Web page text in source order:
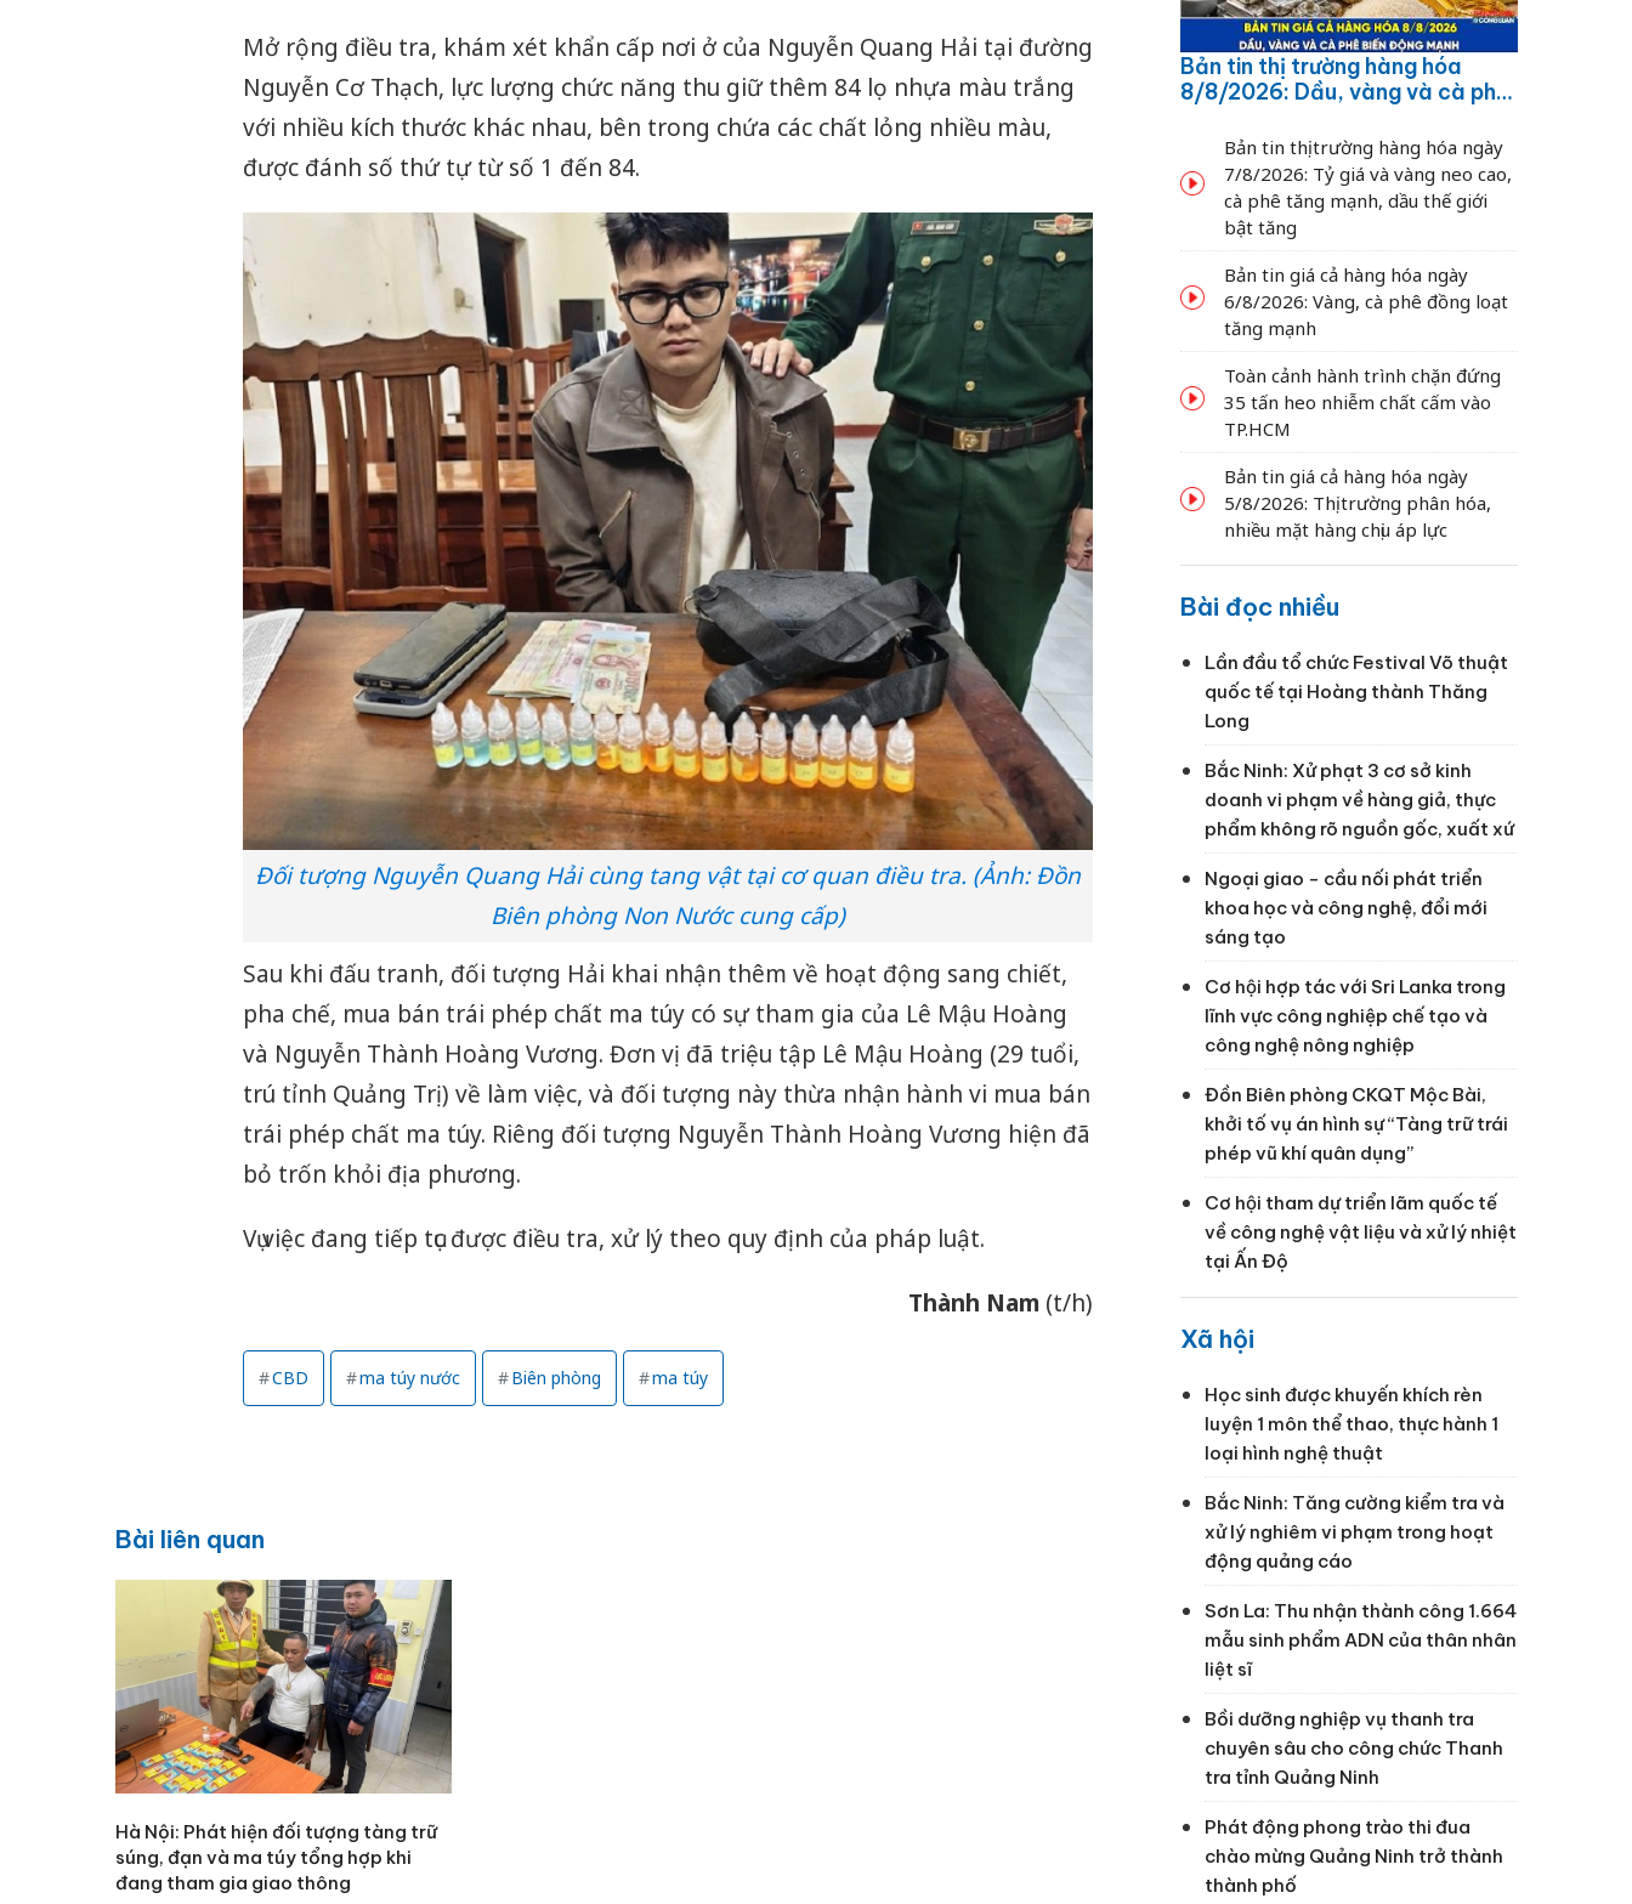
Mở rộng điều tra, khám xét khẩn cấp nơi ở của Nguyễn Quang Hải tại đường
Nguyễn Cơ Thạch, lực lượng chức năng thu giữ thêm 84 lọ nhựa màu trắng
với nhiều kích thước khác nhau, bên trong chứa các chất lỏng nhiều màu,
được đánh số thứ tự từ số 1 đến 84.
Đối tượng Nguyễn Quang Hải cùng tang vật tại cơ quan điều tra. (Ảnh: Đồn
Biên phòng Non Nước cung cấp)
Sau khi đấu tranh, đối tượng Hải khai nhận thêm về hoạt động sang chiết,
pha chế, mua bán trái phép chất ma túy có sự tham gia của Lê Mậu Hoàng
và Nguyễn Thành Hoàng Vương. Đơn vị đã triệu tập Lê Mậu Hoàng (29 tuổi,
trú tỉnh Quảng Trị) về làm việc, và đối tượng này thừa nhận hành vi mua bán
trái phép chất ma túy. Riêng đối tượng Nguyễn Thành Hoàng Vương hiện đã
bỏ trốn khỏi địa phương.
Vụ việc đang tiếp tục được điều tra, xử lý theo quy định của pháp luật.
Thành Nam (t/h)
CBD ma túy nước Biên phòng ma túy
Bài liên quan
Hà Nội: Phát hiện đối tượng tàng trữ
súng, đạn và ma túy tổng hợp khi
đang tham gia giao thông
Bản tin thị trường hàng hóa
8/8/2026: Dầu, vàng và cà phê
Bản tin thị trường hàng hóa ngày
7/8/2026: Tỷ giá và vàng neo cao,
cà phê tăng mạnh, dầu thế giới
bật tăng
Bản tin giá cả hàng hóa ngày
6/8/2026: Vàng, cà phê đồng loạt
tăng mạnh
Toàn cảnh hành trình chặn đứng
35 tấn heo nhiễm chất cấm vào
TP.HCM
Bản tin giá cả hàng hóa ngày
5/8/2026: Thị trường phân hóa,
nhiều mặt hàng chịu áp lực
Bài đọc nhiều
Lần đầu tổ chức Festival Võ thuật
quốc tế tại Hoàng thành Thăng
Long
Bắc Ninh: Xử phạt 3 cơ sở kinh
doanh vi phạm về hàng giả, thực
phẩm không rõ nguồn gốc, xuất xứ
Ngoại giao - cầu nối phát triển
khoa học và công nghệ, đổi mới
sáng tạo
Cơ hội hợp tác với Sri Lanka trong
lĩnh vực công nghiệp chế tạo và
công nghệ nông nghiệp
Đồn Biên phòng CKQT Mộc Bài,
khởi tố vụ án hình sự “Tàng trữ trái
phép vũ khí quân dụng”
Cơ hội tham dự triển lãm quốc tế
về công nghệ vật liệu và xử lý nhiệt
tại Ấn Độ
Xã hội
Học sinh được khuyến khích rèn
luyện 1 môn thể thao, thực hành 1
loại hình nghệ thuật
Bắc Ninh: Tăng cường kiểm tra và
xử lý nghiêm vi phạm trong hoạt
động quảng cáo
Sơn La: Thu nhận thành công 1.664
mẫu sinh phẩm ADN của thân nhân
liệt sĩ
Bồi dưỡng nghiệp vụ thanh tra
chuyên sâu cho công chức Thanh
tra tỉnh Quảng Ninh
Phát động phong trào thi đua
chào mừng Quảng Ninh trở thành
thành phố